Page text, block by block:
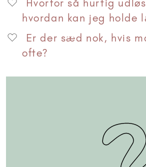
Hvorfor så hurtig
hvordan kan jeg holde
Er der sæd nok, hvis
ofte?